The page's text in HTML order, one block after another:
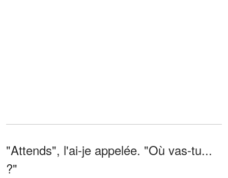
"Attends", l'ai-je appelée. "Où vas-tu...
?"